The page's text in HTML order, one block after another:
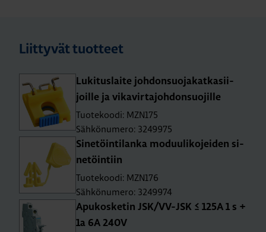
Liittyvät tuotteet
Lu­ki­tus­lai­te joh­don­suo­ja­kat­ka­sii­
joil­le ja vi­ka­vir­ta­joh­don­suo­jil­le
Tuotekoodi: MZN175
Sähkönumero: 3249975
Si­ne­töin­ti­lan­ka mo­duu­li­ko­jei­den si­
ne­töin­tiin
Tuotekoodi: MZN176
Sähkönumero: 3249974
Apu­kos­ke­tin JSK/VV-JSK ≤ 125A 1 s +
1a 6A 240V